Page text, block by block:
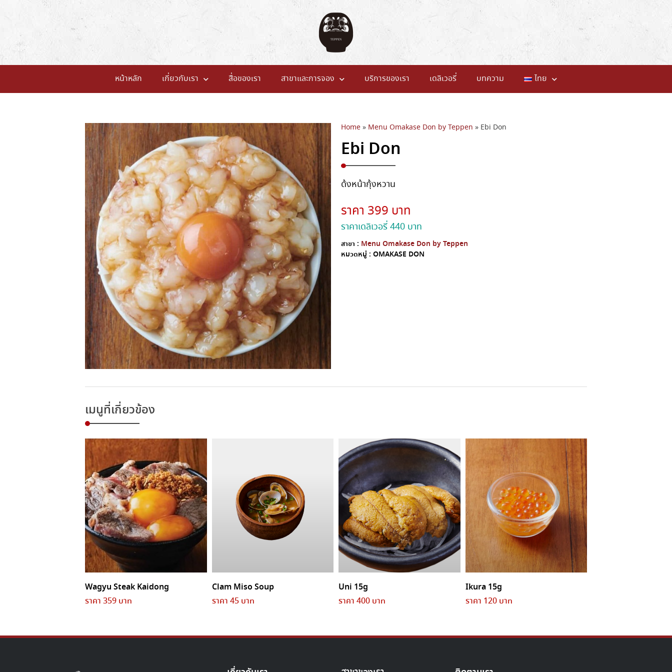
หน้าหลัก เกี่ยวกับเรา สื่อของเรา สาขาและการจอง บริการของเรา เดลิเวอรี่ บทความ ไทย
Home » Menu Omakase Don by Teppen » Ebi Don
Ebi Don
ด้งหน้ากุ้งหวาน
ราคา 399 บาท
ราคาเดลิเวอรี่ 440 บาท
สาขา : Menu Omakase Don by Teppen
หมวดหมู่ : OMAKASE DON
เมนูที่เกี่ยวข้อง
Wagyu Steak Kaidong
ราคา 359 บาท
Clam Miso Soup
ราคา 45 บาท
Uni 15g
ราคา 400 บาท
Ikura 15g
ราคา 120 บาท